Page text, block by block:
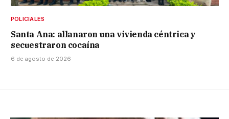
POLICIALES
Santa Ana: allanaron una vivienda céntrica y
secuestraron cocaína
6 de agosto de 2026